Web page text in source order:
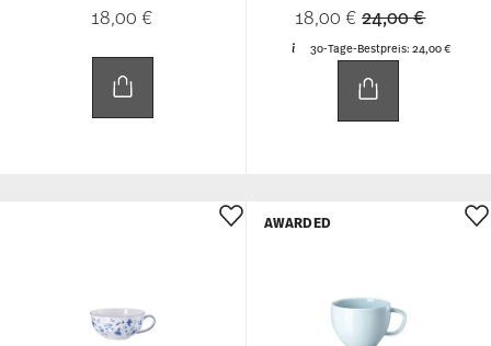
18,00 € 18,00 €Price reduced
24,00 €to
30-Tage-Bestpreis: 24,00 €
AWARDED